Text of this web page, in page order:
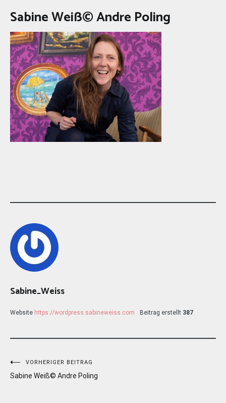
Sabine Weiß© Andre Poling
Sabine_Weiss
Website https://wordpress.sabineweiss.com Beitrag erstellt 387
Beitragsnavigation
VORHERIGER BEITRAG
Sabine Weiß© Andre Poling